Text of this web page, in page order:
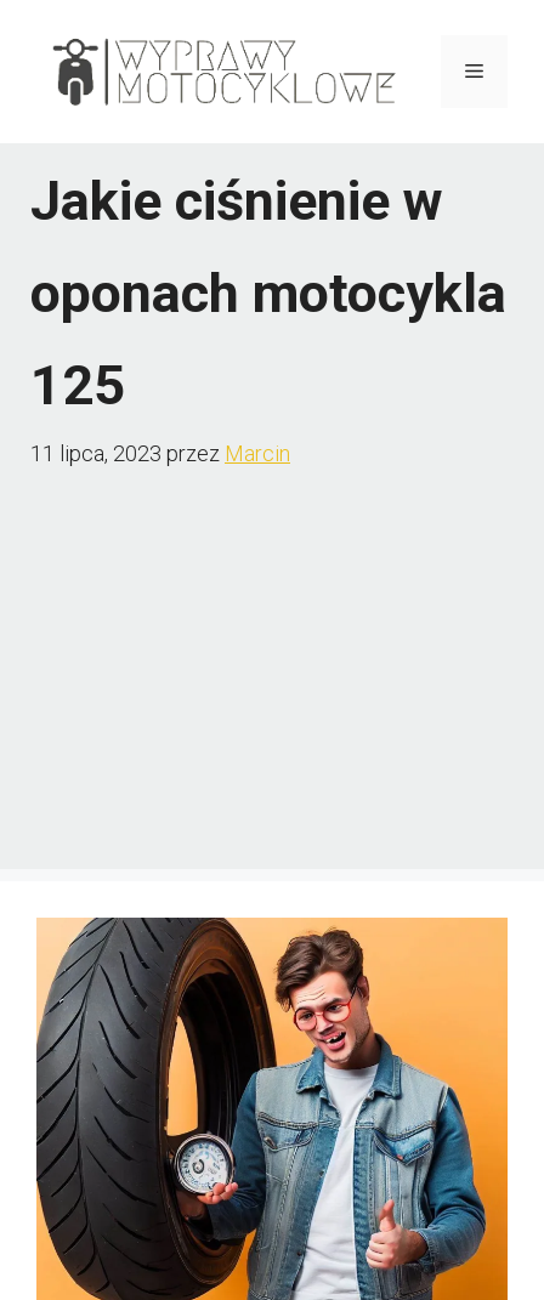
Menu
Jakie ciśnienie w
oponach motocykla
125
11 lipca, 2023 przez Marcin